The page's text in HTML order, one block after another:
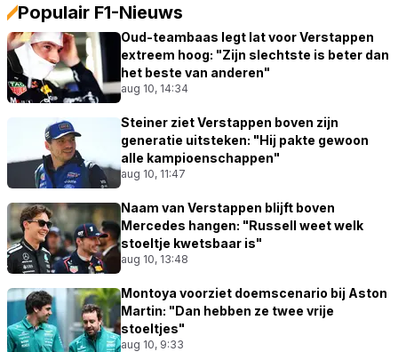
Populair F1-Nieuws
Oud-teambaas legt lat voor Verstappen
extreem hoog: "Zijn slechtste is beter dan
het beste van anderen"
aug 10, 14:34
Steiner ziet Verstappen boven zijn
generatie uitsteken: "Hij pakte gewoon
alle kampioenschappen"
aug 10, 11:47
Naam van Verstappen blijft boven
Mercedes hangen: "Russell weet welk
stoeltje kwetsbaar is"
aug 10, 13:48
Montoya voorziet doemscenario bij Aston
Martin: "Dan hebben ze twee vrije
stoeltjes"
aug 10, 9:33